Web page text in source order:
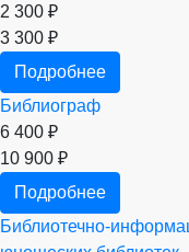
2 300 ₽
3 300 ₽
Подробнее
Библиограф
6 400 ₽
10 900 ₽
Подробнее
Библиотечно-